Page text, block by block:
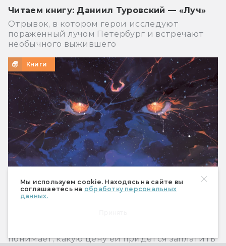
Мы используем cookie. Находясь на сайте вы
соглашаетесь на обработку персональных
данных.
Читаем книгу: Даниил Туровский — «Луч»
Отрывок, в котором герои исследуют
поражённый лучом Петербург и встречают
необычного выжившего
Книги
понимает, какую цену ей придётся заплатить